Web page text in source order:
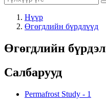
Нүүр
Өгөгдлийн бүрдлүүд
Өгөгдлийн бүрдэл
Салбарууд
Permafrost Study - 1